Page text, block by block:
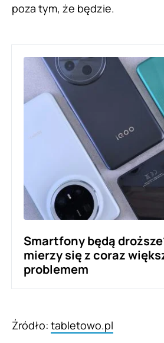
poza tym, że będzie.
Smartfony będą
mierzy się z coraz
problemem
Źródło: tabletowo.pl